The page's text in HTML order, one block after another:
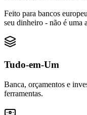
Feito para bancos
seu dinheiro - não é uma
Tudo-em-Um
Banca, orçamentos e
ferramentas.